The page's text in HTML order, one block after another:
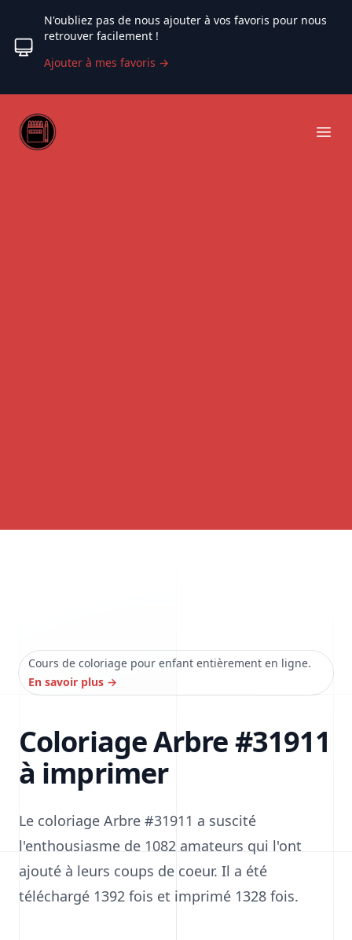
N'oubliez pas de nous ajouter à vos favoris pour nous
retrouver facilement !
Ajouter à mes favoris →
Web coloriage
Cours de coloriage pour enfant entièrement en ligne.
En savoir plus →
Coloriage Arbre #31911
à imprimer
Le coloriage Arbre #31911 a suscité
l'enthousiasme de 1082 amateurs qui l'ont
ajouté à leurs coups de coeur. Il a été
téléchargé 1392 fois et imprimé 1328 fois.